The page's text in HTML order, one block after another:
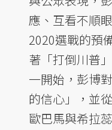
應、互看不順
2020選戰的預
著「打倒川普
一開始，彭博
的信心」，並
歐巴馬與希拉